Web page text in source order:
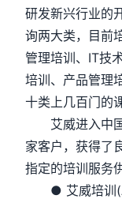
研发新兴行业的
询两大类，目前
管理培训、IT技
培训、产品管理
十类上几百门的
艾威进入中国
家客户，获得了
指定的培训服务
● 艾威培训